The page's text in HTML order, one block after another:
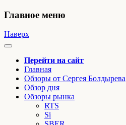
Главное меню
Наверх
Перейти на сайт
Главная
Обзоры от Сергея Болдырева
Обзор дня
Обзоры рынка
RTS
Si